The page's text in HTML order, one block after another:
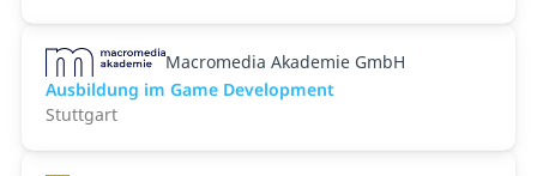
Macromedia Akademie GmbH
Ausbildung im Game Development
Stuttgart